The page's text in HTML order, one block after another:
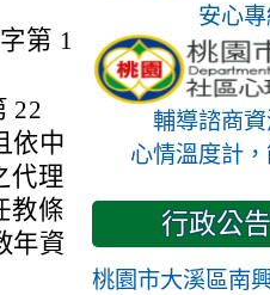
第 1
22
依中
代理
教條
年資
安心
輔導諮商
心情溫度計
行政公
桃園市大溪區南